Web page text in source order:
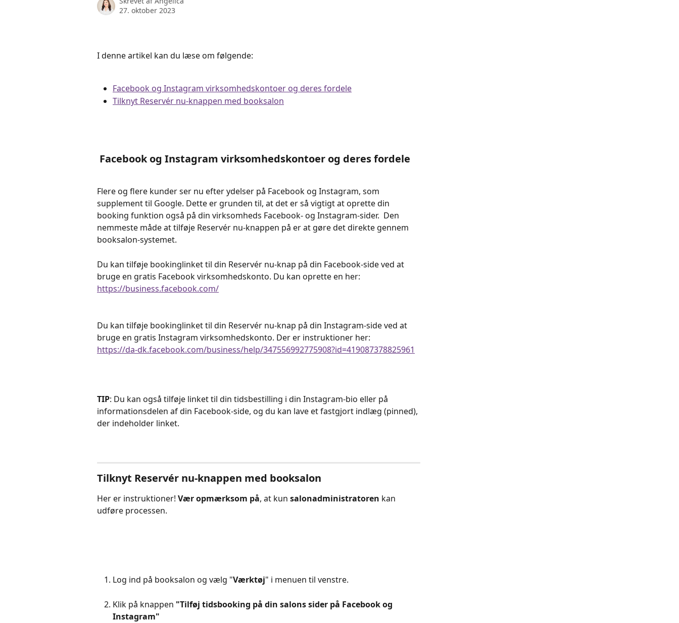
27. oktober 2023
I denne artikel kan du læse om følgende:
Facebook og Instagram virksomhedskontoer og deres fordele
Tilknyt Reservér nu-knappen med booksalon
Facebook og Instagram virksomhedskontoer og deres fordele
Flere og flere kunder ser nu efter ydelser på Facebook og Instagram, som
supplement til Google. Dette er grunden til, at det er så vigtigt at oprette din
booking funktion også på din virksomheds Facebook- og Instagram-sider.  Den
nemmeste måde at tilføje Reservér nu-knappen på er at gøre det direkte gennem
booksalon-systemet.
Du kan tilføje bookinglinket til din Reservér nu-knap på din Facebook-side ved at
bruge en gratis Facebook virksomhedskonto. Du kan oprette en her:
https://business.facebook.com/
Du kan tilføje bookinglinket til din Reservér nu-knap på din Instagram-side ved at
bruge en gratis Instagram virksomhedskonto. Der er instruktioner her:
https://da-dk.facebook.com/business/help/347556992775908?id=419087378825961
TIP: Du kan også tilføje linket til din tidsbestilling i din Instagram-bio eller på
informationsdelen af din Facebook-side, og du kan lave et fastgjort indlæg (pinned),
der indeholder linket.
Tilknyt Reservér nu-knappen med booksalon
Her er instruktioner! Vær opmærksom på, at kun salonadministratoren kan
udføre processen.
Log ind på booksalon og vælg "Værktøj" i menuen til venstre.
Klik på knappen "Tilføj tidsbooking på din salons sider på Facebook og
Instagram"